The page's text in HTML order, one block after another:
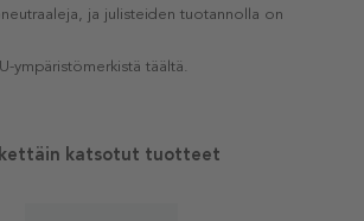
ja julisteiden tuotannolla on
ympäristömerkistä täältä.
katsotut tuotteet